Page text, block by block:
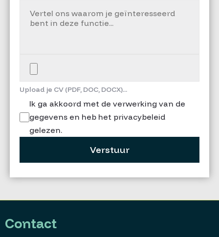
Upload je CV (PDF, DOC, DOCX)...
Ik ga akkoord met de verwerking van de
gegevens en heb het privacybeleid
gelezen.
Verstuur
Contact